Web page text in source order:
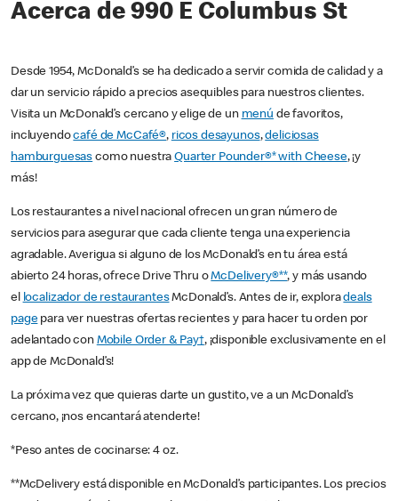
Acerca de 990 E Columbus St
Desde 1954, McDonald’s se ha dedicado a servir comida de calidad y a
dar un servicio rápido a precios asequibles para nuestros clientes.
Visita un McDonald’s cercano y elige de un menú de favoritos,
incluyendocafé de McCafé®, ricos desayunos,deliciosas
hamburguesas como nuestraQuarter Pounder®* with Cheese, ¡y
más!
Los restaurantes a nivel nacional ofrecen un gran número de
servicios para asegurar que cada cliente tenga una experiencia
agradable. Averigua si alguno de los McDonald’s en tu área está
abierto 24 horas, ofrece Drive Thru oMcDelivery®**, y más usando
el localizador de restaurantesMcDonald’s. Antes de ir, exploradeals
pagepara ver nuestras ofertas recientes y para hacer tu orden por
adelantado con Mobile Order & Pay†, ¡disponible exclusivamente en el
app de McDonald’s!
La próxima vez que quieras darte un gustito, ve a un McDonald’s
cercano, ¡nos encantará atenderte!
*Peso antes de cocinarse: 4 oz.
**McDelivery está disponible en McDonald’s participantes. Los precios